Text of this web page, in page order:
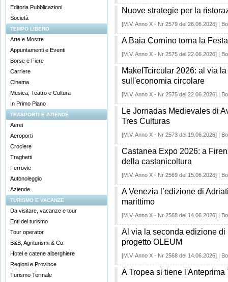
Editoria Pubblicazioni
Società
TEMPO LIBERO
Arte e Mostre
Appuntamenti e Eventi
Borse e Fiere
Carriere
Cinema
Musica, Teatro e Cultura
In Primo Piano
TRASPORTI E AZIENDE
Aerei
Aeroporti
Crociere
Traghetti
Ferrovie
Autonoleggio
Aziende
TURISMO E VACANZE
Da visitare, vacanze e tour
Enti del turismo
Tour operator
B&B, Agriturismi & Co.
Hotel e catene alberghiere
Regioni e Province
Turismo Termale
Nuove strategie per la
[M.V. Anno X - Nr 2579 del 26.06.2026] |
A Baia Cornino torna la
[M.V. Anno X - Nr 2575 del 22.06.2026] |
MakeITcircular 2026: al via
sull'economia circolare
[M.V. Anno X - Nr 2575 del 22.06.2026] |
Le Jornadas Medievales di
Tres Culturas
[M.V. Anno X - Nr 2573 del 19.06.2026] |
Castanea Expo 2026: a
della castanicoltura
[M.V. Anno X - Nr 2569 del 15.06.2026] |
A Venezia l’edizione di
marittimo
[M.V. Anno X - Nr 2568 del 14.06.2026] |
Al via la seconda edizione
progetto OLEUM
[M.V. Anno X - Nr 2568 del 14.06.2026] |
A Tropea si tiene l'Anteprima